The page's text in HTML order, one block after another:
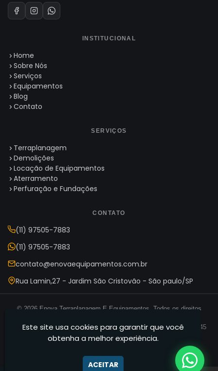
INSTITUCIONAL
Home
Sobre Nós
Serviços
Equipamentos
Blog
Contato
SERVIÇOS
Terraplanagem
Demolições
Locação de Equipamentos
Aterramento
Perfuração e Fundações
CONTATO
(11) 97505-7883
(11) 97505-7883
contato@enovaequipamentos.com.br
Rua Lamin,27 - Jardim São Cristovão - São paulo/SP
© 2026 Enova Terraplanagem E Equipamentos. Todos os direitos
Enova Terraplanagem E Equipamentos — CNPJ 35.165.631/0001-45
Termos de Uso·Política de Privacidade·Mapa do Site
Este site usa cookies para garantir que você
obtenha a melhor experiência.
ACEITAR